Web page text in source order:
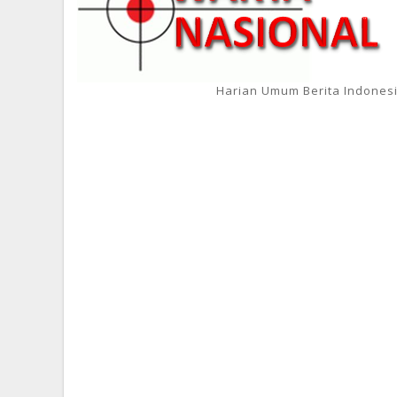
Harian Umum Berita